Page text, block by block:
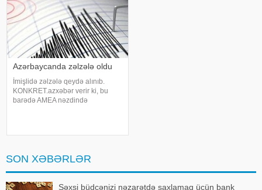
Azərbaycanda zəlzələ oldu
İmişlidə zəlzələ qeydə alınıb.
KONKRET.azxəbər verir ki, bu
barədə AMEA nəzdində
olunub ki, 21:53-də qeydə alınan
SON XƏBƏRLƏR
Şəxsi büdcənizi nəzarətdə saxlamaq üçün bank